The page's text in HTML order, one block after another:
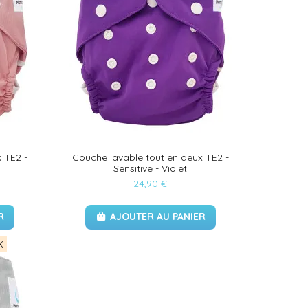
TE2 -
Couche lavable tout en deux TE2 -
Sensitive - Violet
24,90 €
AJOUTER AU PANIER